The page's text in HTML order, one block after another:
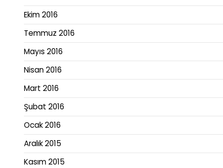
Ekim 2016
Temmuz 2016
Mayıs 2016
Nisan 2016
Mart 2016
Şubat 2016
Ocak 2016
Aralık 2015
Kasım 2015